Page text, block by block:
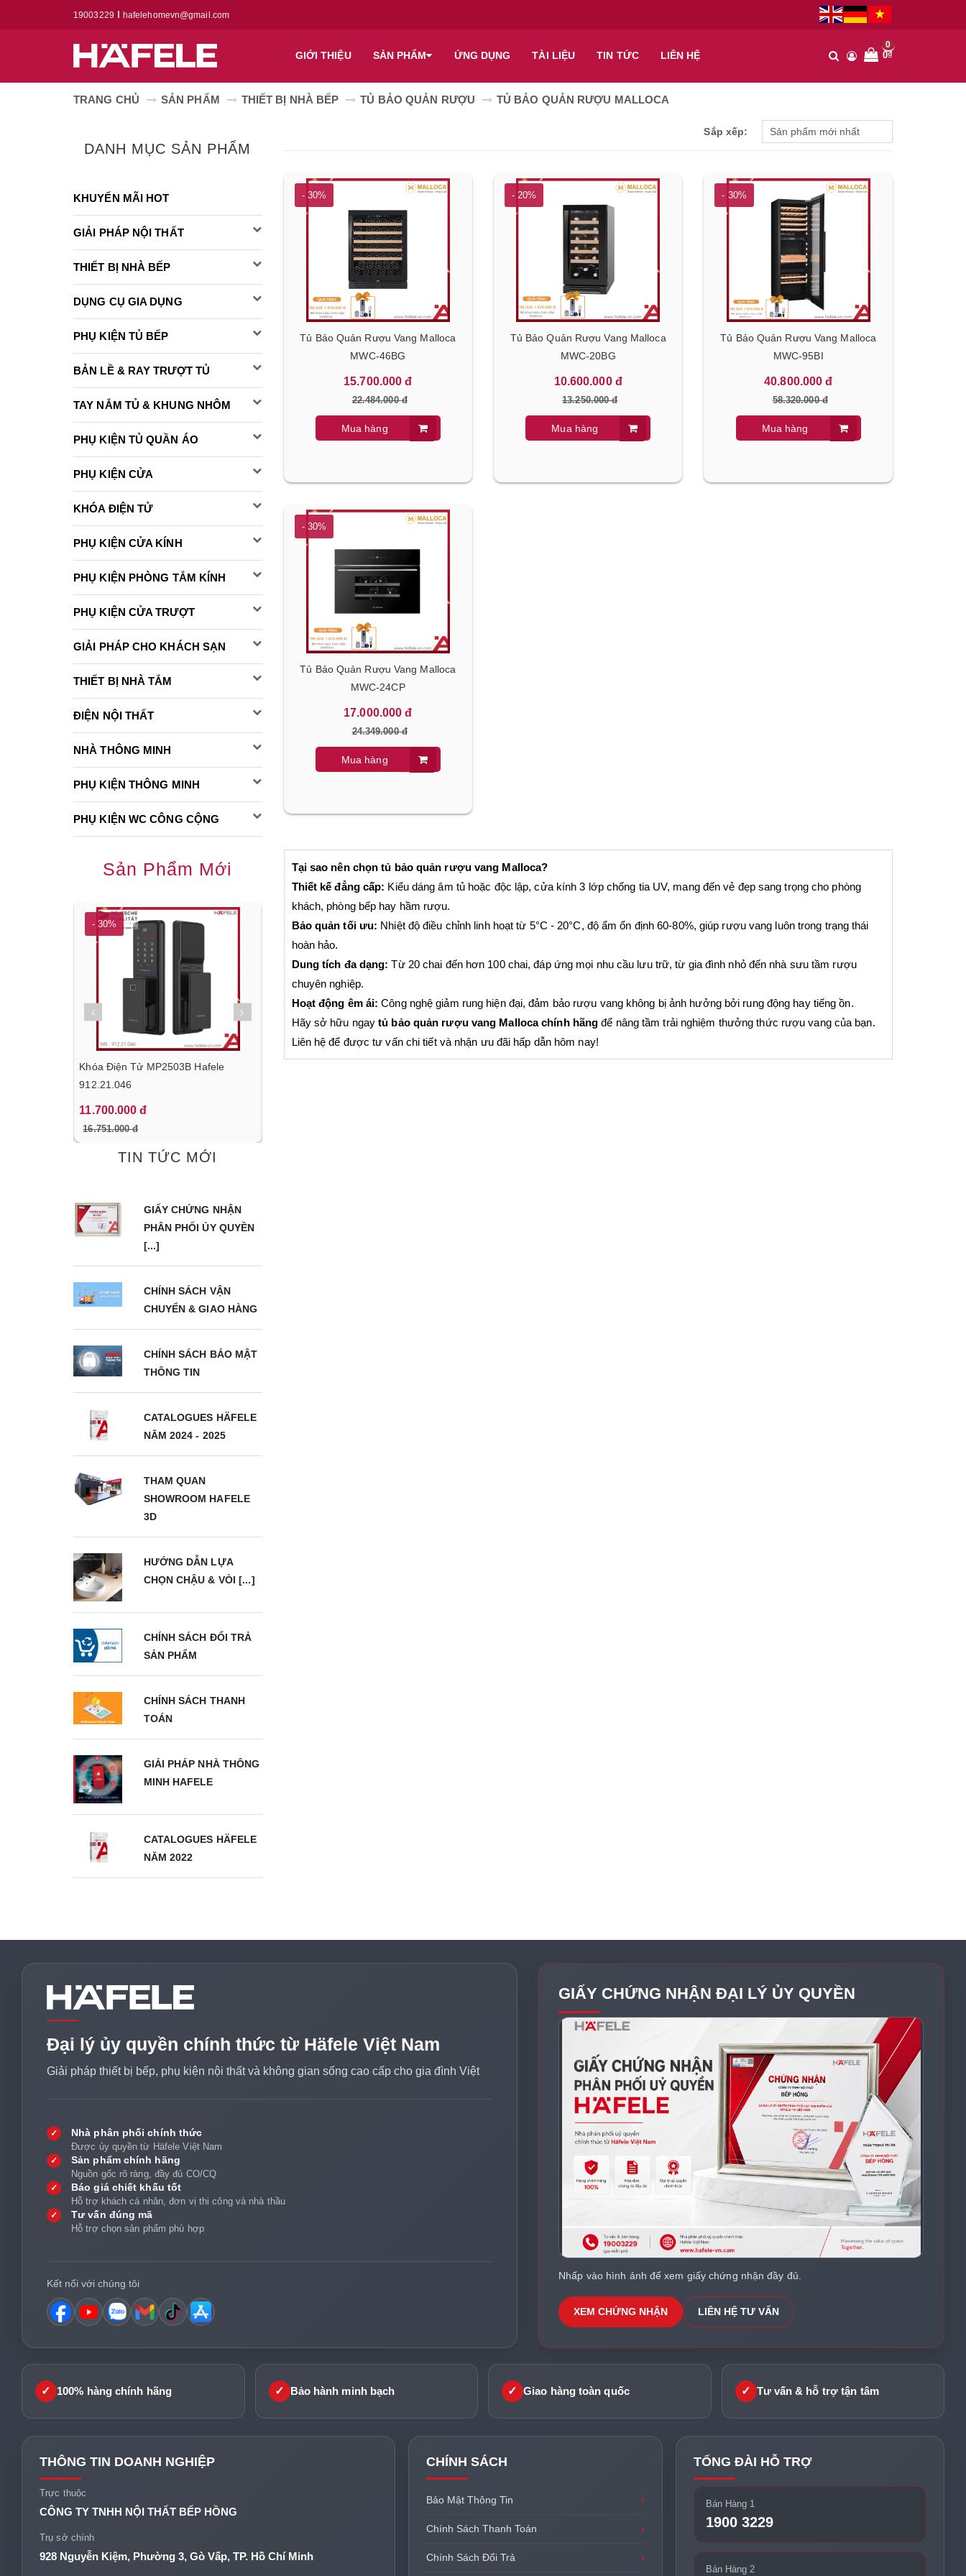
19003229 hafelehomevn@gmail.com
GIỚI THIỆU SẢN PHẨM ỨNG DỤNG TÀI LIỆU TIN TỨC LIÊN HỆ
0
0₫
TRANG CHỦ SẢN PHẨM THIẾT BỊ NHÀ BẾP TỦ BẢO QUẢN RƯỢU TỦ BẢO QUẢN RƯỢU MALLOCA
DANH MỤC SẢN PHẨM
KHUYẾN MÃI HOT
GIẢI PHÁP NỘI THẤT
THIẾT BỊ NHÀ BẾP
DỤNG CỤ GIA DỤNG
PHỤ KIỆN TỦ BẾP
BẢN LỀ & RAY TRƯỢT TỦ
TAY NẮM TỦ & KHUNG NHÔM
PHỤ KIỆN TỦ QUẦN ÁO
PHỤ KIỆN CỬA
KHÓA ĐIỆN TỬ
PHỤ KIỆN CỬA KÍNH
PHỤ KIỆN PHÒNG TẮM KÍNH
PHỤ KIỆN CỬA TRƯỢT
GIẢI PHÁP CHO KHÁCH SẠN
THIẾT BỊ NHÀ TẮM
ĐIỆN NỘI THẤT
NHÀ THÔNG MINH
PHỤ KIỆN THÔNG MINH
PHỤ KIỆN WC CÔNG CỘNG
Sản Phẩm Mới
- 30%
Khóa Điện Tử MP2503B Hafele
912.21.046
11.700.000 đ
16.751.000 đ
- 30% - 30% - 30% - 30%
TIN TỨC MỚI
GIẤY CHỨNG NHẬN
PHÂN PHỐI ỦY QUYỀN
[...]
CHÍNH SÁCH VẬN
CHUYỂN & GIAO HÀNG
CHÍNH SÁCH BẢO MẬT
THÔNG TIN
CATALOGUES HÄFELE
NĂM 2024 - 2025
THAM QUAN
SHOWROOM HAFELE
3D
HƯỚNG DẪN LỰA
CHỌN CHẬU & VÒI [...]
CHÍNH SÁCH ĐỔI TRẢ
SẢN PHẨM
CHÍNH SÁCH THANH
TOÁN
GIẢI PHÁP NHÀ THÔNG
MINH HAFELE
CATALOGUES HÄFELE
NĂM 2022
Sắp xếp:
- 30%
Tủ Bảo Quản Rượu Vang Malloca
MWC-46BG
15.700.000 đ
22.484.000 đ
Mua hàng
- 20%
Tủ Bảo Quản Rượu Vang Malloca
MWC-20BG
10.600.000 đ
13.250.000 đ
Mua hàng
- 30%
Tủ Bảo Quản Rượu Vang Malloca
MWC-95BI
40.800.000 đ
58.320.000 đ
Mua hàng
- 30%
Tủ Bảo Quản Rượu Vang Malloca
MWC-24CP
17.000.000 đ
24.349.000 đ
Mua hàng
Tại sao nên chọn tủ bảo quản rượu vang Malloca?
Thiết kế đẳng cấp: Kiểu dáng âm tủ hoặc độc lập, cửa kính 3 lớp chống tia UV, mang đến vẻ đẹp sang trọng cho phòng
khách, phòng bếp hay hầm rượu.
Bảo quản tối ưu: Nhiệt độ điều chỉnh linh hoạt từ 5°C - 20°C, độ ẩm ổn định 60-80%, giúp rượu vang luôn trong trạng thái
hoàn hảo.
Dung tích đa dạng: Từ 20 chai đến hơn 100 chai, đáp ứng mọi nhu cầu lưu trữ, từ gia đình nhỏ đến nhà sưu tầm rượu
chuyên nghiệp.
Hoạt động êm ái: Công nghệ giảm rung hiện đại, đảm bảo rượu vang không bị ảnh hưởng bởi rung động hay tiếng ồn.
Hãy sở hữu ngaytủ bảo quản rượu vang Malloca chính hãng để nâng tầm trải nghiệm thưởng thức rượu vang của bạn.
Liên hệ để được tư vấn chi tiết và nhận ưu đãi hấp dẫn hôm nay!
Đại lý ủy quyền chính thức từ Häfele Việt Nam
Giải pháp thiết bị bếp, phụ kiện nội thất và không gian sống cao cấp cho gia đình Việt
✓ Nhà phân phối chính thức
Được ủy quyền từ Häfele Việt Nam
✓ Sản phẩm chính hãng
Nguồn gốc rõ ràng, đầy đủ CO/CQ
✓ Báo giá chiết khấu tốt
Hỗ trợ khách cá nhân, đơn vị thi công và nhà thầu
✓ Tư vấn đúng mã
Hỗ trợ chọn sản phẩm phù hợp
Kết nối với chúng tôi
GIẤY CHỨNG NHẬN ĐẠI LÝ ỦY QUYỀN
Nhấp vào hình ảnh để xem giấy chứng nhận đầy đủ.
XEM CHỨNG NHẬN LIÊN HỆ TƯ VẤN
✓ 100% hàng chính hãng ✓ Bảo hành minh bạch ✓ Giao hàng toàn quốc ✓ Tư vấn & hỗ trợ tận tâm
THÔNG TIN DOANH NGHIỆP
Trực thuộc
CÔNG TY TNHH NỘI THẤT BẾP HỒNG
Trụ sở chính
928 Nguyễn Kiệm, Phường 3, Gò Vấp, TP. Hồ Chí Minh
CHÍNH SÁCH
Bảo Mật Thông Tin
Chính Sách Thanh Toán
Chính Sách Đổi Trả
TỔNG ĐÀI HỖ TRỢ
Bán Hàng 1
1900 3229
Bán Hàng 2